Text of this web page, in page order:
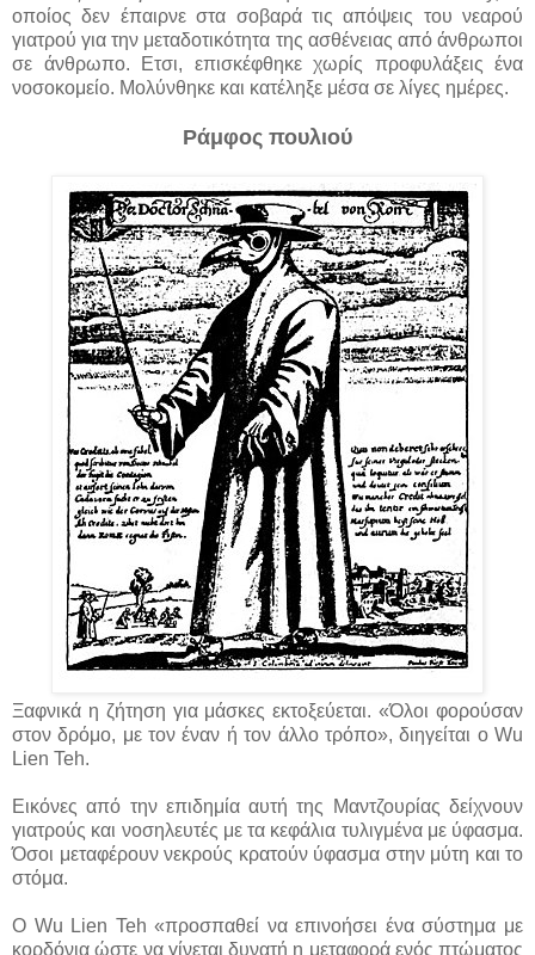
οποίος δεν έπαιρνε στα σοβαρά τις απόψεις του νεαρού
γιατρού για την μεταδοτικότητα της ασθένειας από άνθρωποι
σε άνθρωπο. Ετσι, επισκέφθηκε χωρίς προφυλάξεις ένα
νοσοκομείο. Μολύνθηκε και κατέληξε μέσα σε λίγες ημέρες.
Ράμφος πουλιού
Ξαφνικά η ζήτηση για μάσκες εκτοξεύεται. «Όλοι φορούσαν
στον δρόμο, με τον έναν ή τον άλλο τρόπο», διηγείται ο Wu
Lien Teh.
Εικόνες από την επιδημία αυτή της Μαντζουρίας δείχνουν
γιατρούς και νοσηλευτές με τα κεφάλια τυλιγμένα με ύφασμα.
Όσοι μεταφέρουν νεκρούς κρατούν ύφασμα στην μύτη και το
στόμα.
Ο Wu Lien Teh «προσπαθεί να επινοήσει ένα σύστημα με
κορδόνια ώστε να γίνεται δυνατή η μεταφορά ενός πτώματος